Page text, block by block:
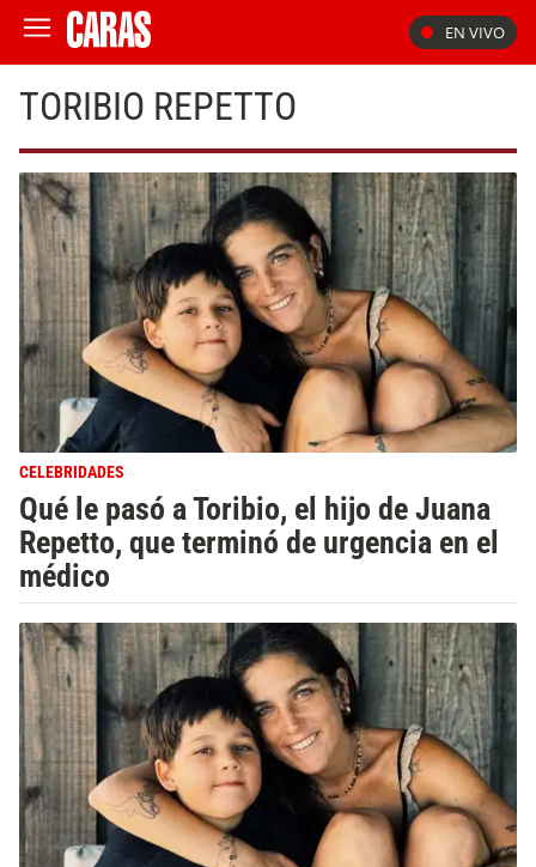
EN VIVO
TORIBIO REPETTO
CELEBRIDADES
Qué le pasó a Toribio, el hijo de Juana
Repetto, que terminó de urgencia en el
médico